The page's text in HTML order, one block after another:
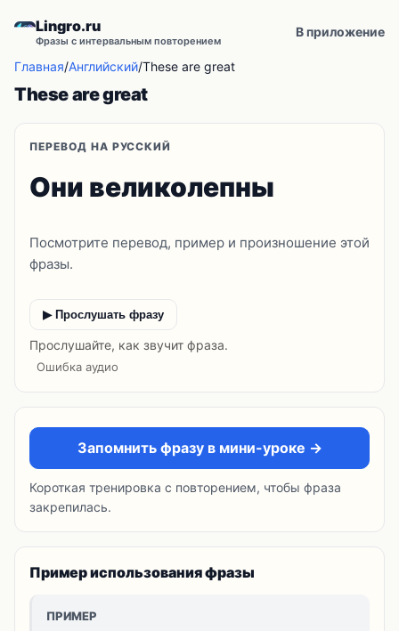
Lingro.ru
Фразы с интервальным повторением
В приложение
Главная/Английский/These are great
These are great
ПЕРЕВОД НА РУССКИЙ
Они великолепны
Посмотрите перевод, пример и произношение этой
фразы.
▶ Прослушать фразу
Прослушайте, как звучит фраза.
Ошибка аудио
Запомнить фразу в мини-уроке →
Короткая тренировка с повторением, чтобы фраза
закрепилась.
Пример использования фразы
ПРИМЕР